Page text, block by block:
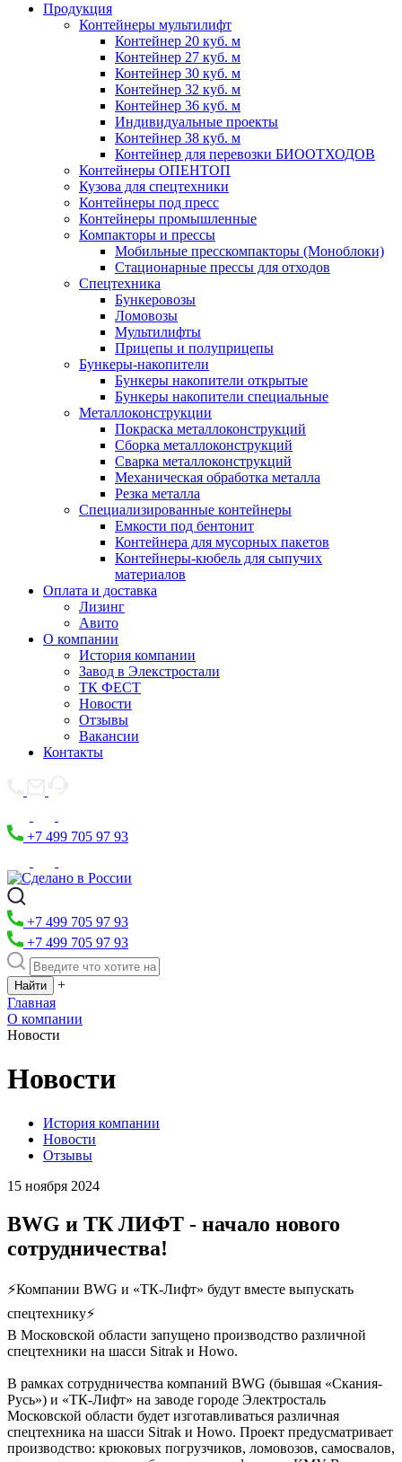
Продукция
Контейнеры мультилифт
Контейнер 20 куб. м
Контейнер 27 куб. м
Контейнер 30 куб. м
Контейнер 32 куб. м
Контейнер 36 куб. м
Индивидуальные проекты
Контейнер 38 куб. м
Контейнер для перевозки БИООТХОДОВ
Контейнеры ОПЕНТОП
Кузова для спецтехники
Контейнеры под пресс
Контейнеры промышленные
Компакторы и прессы
Мобильные пресскомпакторы (Моноблоки)
Стационарные прессы для отходов
Спецтехника
Бункеровозы
Ломовозы
Мультилифты
Прицепы и полуприцепы
Бункеры-накопители
Бункеры накопители открытые
Бункеры накопители специальные
Металлоконструкции
Покраска металлоконструкций
Сборка металлоконструкций
Сварка металлоконструкций
Механическая обработка металла
Резка металла
Специализированные контейнеры
Емкости под бентонит
Контейнера для мусорных пакетов
Контейнеры-кюбель для сыпучих
материалов
Оплата и доставка
Лизинг
Авито
О компании
История компании
Завод в Элекстростали
ТК ФЕСТ
Новости
Отзывы
Вакансии
Контакты
+7 499 705 97 93
+7 499 705 97 93
+7 499 705 97 93
+
Главная
О компании
Новости
Новости
История компании
Новости
Отзывы
15 ноября 2024
BWG и ТК ЛИФТ - начало нового
сотрудничества!
⚡Компании BWG и «ТК-Лифт» будут вместе выпускать
спецтехнику⚡
В Московской области запущено производство различной
спецтехники на шасси Sitrak и Howo.
В рамках сотрудничества компаний BWG (бывшая «Скания-
Русь») и «ТК-Лифт» на заводе городе Электросталь
Московской области будет изготавливаться различная
спецтехника на шасси Sitrak и Howo. Проект предусматривает
производство: крюковых погрузчиков, ломовозов, самосвалов,